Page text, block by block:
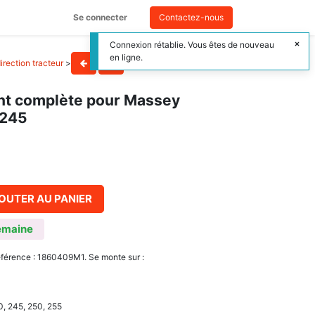
Se connecter Contactez-nous
tracteur>
complète pour Massey
AU PANIER
: 1860409M1. Se monte sur :
245, 250, 255
Connexion rétablie. Vous êtes de nouveau
en ligne.